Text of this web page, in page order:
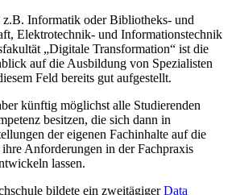
Informatik oder Bibliotheks- und
Elektrotechnik- und Informationstechnik
„Digitale Transformation“ ist die
auf die Ausbildung von Spezialisten
Feld bereits gut aufgestellt.
künftig möglichst alle Studierenden
besitzen, die sich dann in
der eigenen Fachinhalte auf die
Anforderungen in der Fachpraxis
lassen.
bildete ein zweitägigerData